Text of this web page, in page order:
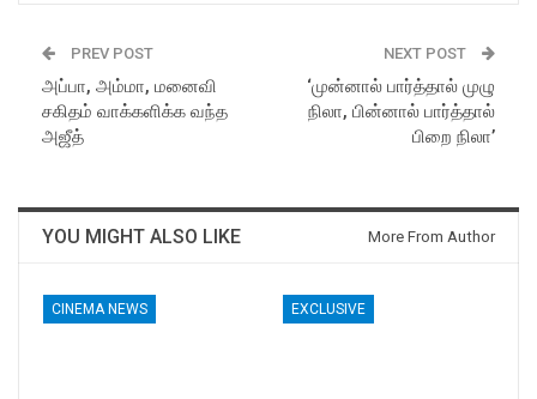
PREV POST
அப்பா, அம்மா, மனைவி
சகிதம் வாக்களிக்க வந்த
அஜீத்
NEXT POST
‘முன்னால் பார்த்தால் முழு
நிலா, பின்னால் பார்த்தால்
பிறை நிலா’
YOU MIGHT ALSO LIKE More From Author
CINEMA NEWS EXCLUSIVE